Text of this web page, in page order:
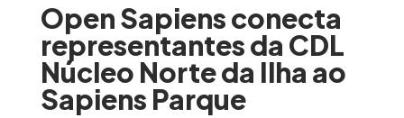
Open Sapiens conecta
representantes da CDL
Núcleo Norte da Ilha ao
Sapiens Parque